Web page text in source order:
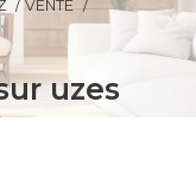
VENTE
uzes